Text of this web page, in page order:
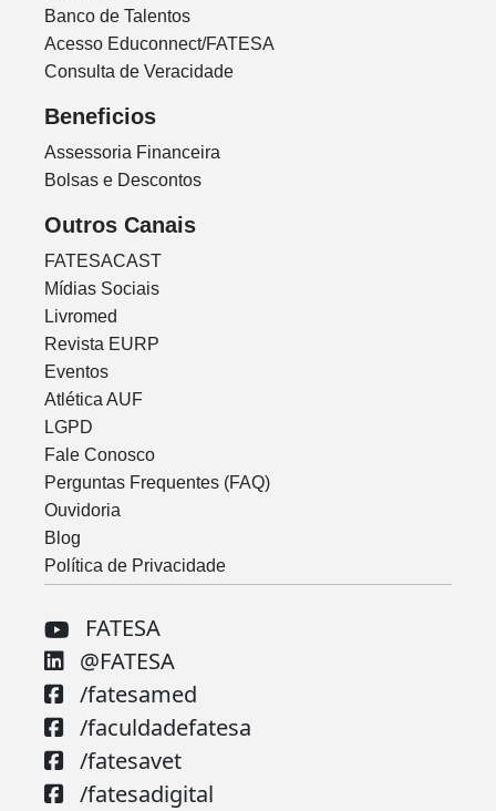
Banco de Talentos
Acesso Educonnect/FATESA
Consulta de Veracidade
Beneficios
Assessoria Financeira
Bolsas e Descontos
Outros Canais
FATESACAST
Mídias Sociais
Livromed
Revista EURP
Eventos
Atlética AUF
LGPD
Fale Conosco
Perguntas Frequentes (FAQ)
Ouvidoria
Blog
Política de Privacidade
FATESA
@FATESA
/fatesamed
/faculdadefatesa
/fatesavet
/fatesadigital